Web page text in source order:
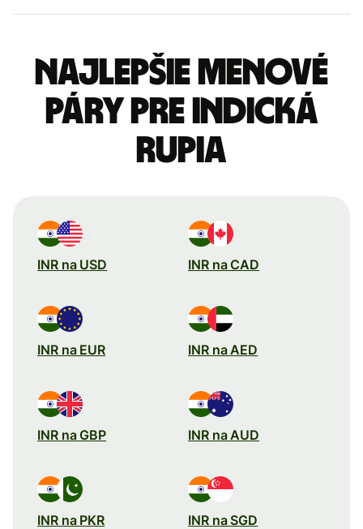
Najlepšie menové
páry pre Indická
rupia
INR na USD INR na CAD
INR na EUR INR na AED
INR na GBP INR na AUD
INR na PKR INR na SGD